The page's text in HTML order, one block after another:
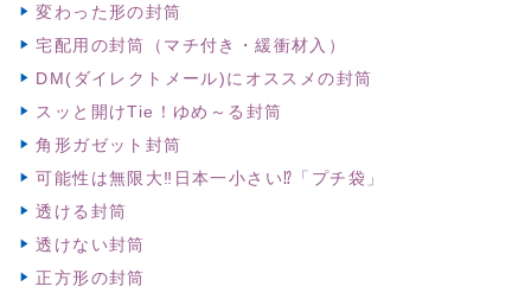
変わった形の封筒
宅配用の封筒（マチ付き・緩衝材入）
DM(ダイレクトメール)にオススメの封筒
スッと開けTie！ゆめ～る封筒
角形ガゼット封筒
可能性は無限大‼日本一小さい⁉「プチ袋」
透ける封筒
透けない封筒
正方形の封筒